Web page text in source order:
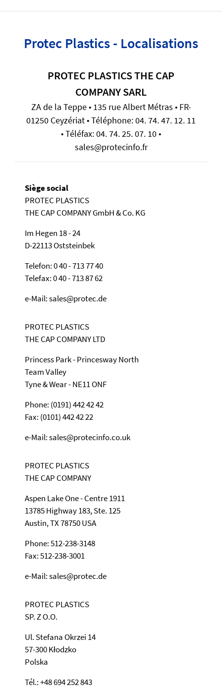
Protec Plastics - Localisations
PROTEC PLASTICS THE CAP
COMPANY SARL
ZA de la Teppe • 135 rue Albert Métras • FR-
01250 Ceyzériat • Téléphone: 04. 74. 47. 12. 11
• Téléfax: 04. 74. 25. 07. 10 •
sales@protecinfo.fr
Siège social
PROTEC PLASTICS
THE CAP COMPANY GmbH & Co. KG
Im Hegen 18 - 24
D-22113 Oststeinbek
Telefon: 0 40 - 713 77 40
Telefax: 0 40 - 713 87 62
e-Mail: sales@protec.de
PROTEC PLASTICS
THE CAP COMPANY LTD
Princess Park - Princesway North
Team Valley
Tyne & Wear - NE11 ONF
Phone: (0191) 442 42 42
Fax: (0101) 442 42 22
e-Mail: sales@protecinfo.co.uk
PROTEC PLASTICS
THE CAP COMPANY
Aspen Lake One - Centre 1911
13785 Highway 183, Ste. 125
Austin, TX 78750 USA
Phone: 512-238-3148
Fax: 512-238-3001
e-Mail: sales@protec.de
PROTEC PLASTICS
SP. Z O.O.
Ul. Stefana Okrzei 14
57-300 Kłodzko
Polska
Tél.: +48 694 252 843